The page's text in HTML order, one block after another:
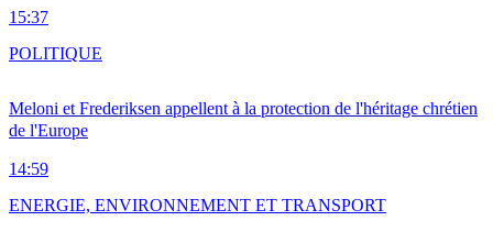
15:37
Meloni et Frederiksen appellent à la protection de l'héritage chrétien
de l'Europe
14:59
POLITIQUE
ENERGIE, ENVIRONNEMENT ET TRANSPORT